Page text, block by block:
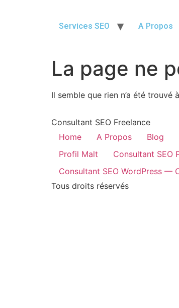
Services SEO A Propos
La page ne
Il semble que rien n’a été trouvé
Consultant SEO Freelance
Home
A Propos Blog
Profil Malt
Consultant SEO
Consultant SEO WordPress —
Tous droits réservés